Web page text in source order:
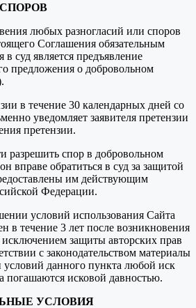
любых разногласий или споров
Соглашения обязательным
суд является предъявление
предложения о добровольном
в течение 30 календарных дней со
уведомляет заявителя претензии
претензии.
разрешить спор в добровольном
вправе обратиться в суд за защитой
им действующим
Федерации.
условий использования Сайта
в течение 3 лет после возникновения
исключением защиты авторских прав
с законодательством материалы
данного пункта любой иск
погашаются исковой давностью.
УСЛОВИЯ